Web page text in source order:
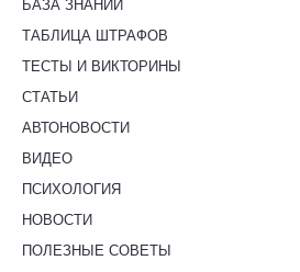
БАЗА ЗНАНИЙ
ТАБЛИЦА ШТРАФОВ
ТЕСТЫ И ВИКТОРИНЫ
СТАТЬИ
АВТОНОВОСТИ
ВИДЕО
ПСИХОЛОГИЯ
НОВОСТИ
ПОЛЕЗНЫЕ СОВЕТЫ